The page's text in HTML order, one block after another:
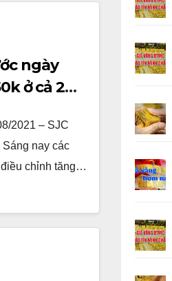
ngày
ở cả 2
2021 – SJC
nay các
chỉnh tăng…